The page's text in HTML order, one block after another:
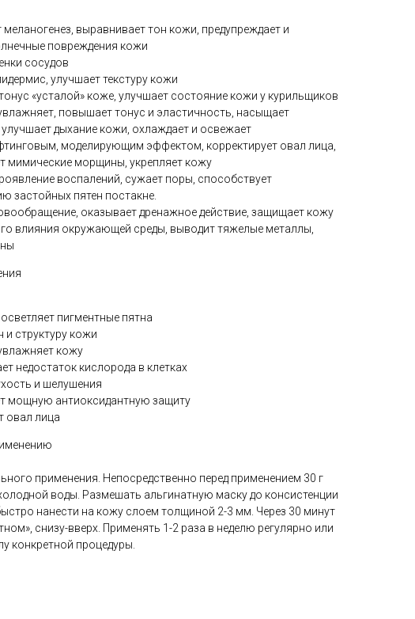
выравнивает тон кожи, предупреждает и
повреждения кожи
сосудов
улучшает текстуру кожи
«усталой» коже, улучшает состояние кожи у курильщиков
повышает тонус и эластичность, насыщает
дыхание кожи, охлаждает и освежает
моделирующим эффектом, корректирует овал лица,
мимические морщины, укрепляет кожу
воспалений, сужает поры, способствует
застойных пятен постакне.
оказывает дренажное действие, защищает кожу
влияния окружающей среды, выводит тяжелые металлы,
пигментные пятна
и структуру кожи
кожу
недостаток кислорода в клетках
и шелушения
мощную антиоксидантную защиту
овал лица
применения. Непосредственно перед применением 30 г
воды. Размешать альгинатную маску до консистенции
нанести на кожу слоем толщиной 2-3 мм. Через 30 минут
снизу-вверх. Применять 1-2 раза в неделю регулярно или
конкретной процедуры.